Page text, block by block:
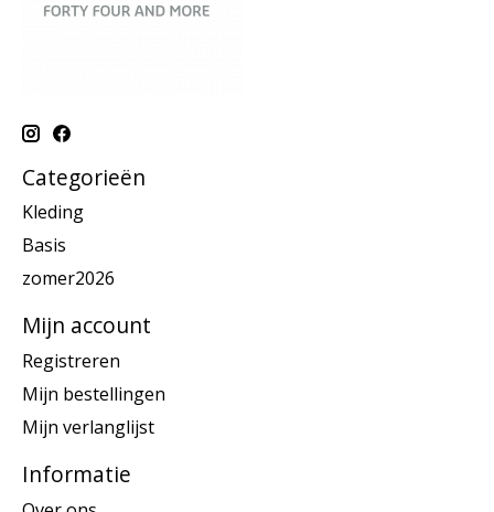
Categorieën
Kleding
Basis
zomer2026
Mijn account
Registreren
Mijn bestellingen
Mijn verlanglijst
Informatie